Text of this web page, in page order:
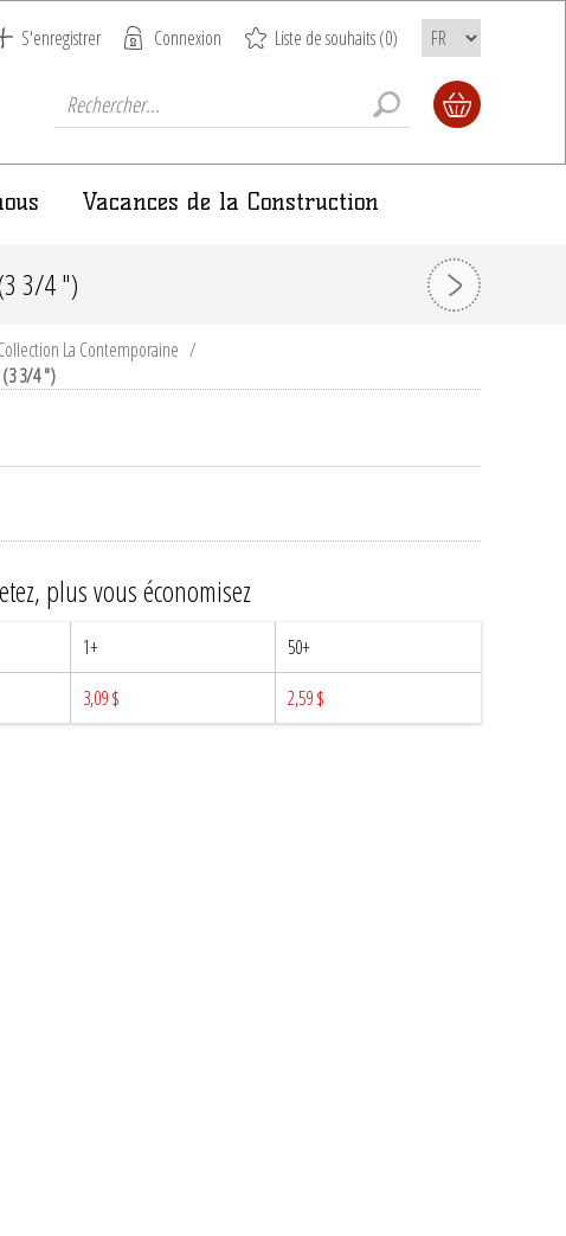
S'enregistrer Connexion Liste de souhaits(0)
Vacances de la Construction
(3 3/4 ")
La Contemporaine /
(3 3/4 ")
plus vous économisez
1+
50+
3,09 $ 2,59 $